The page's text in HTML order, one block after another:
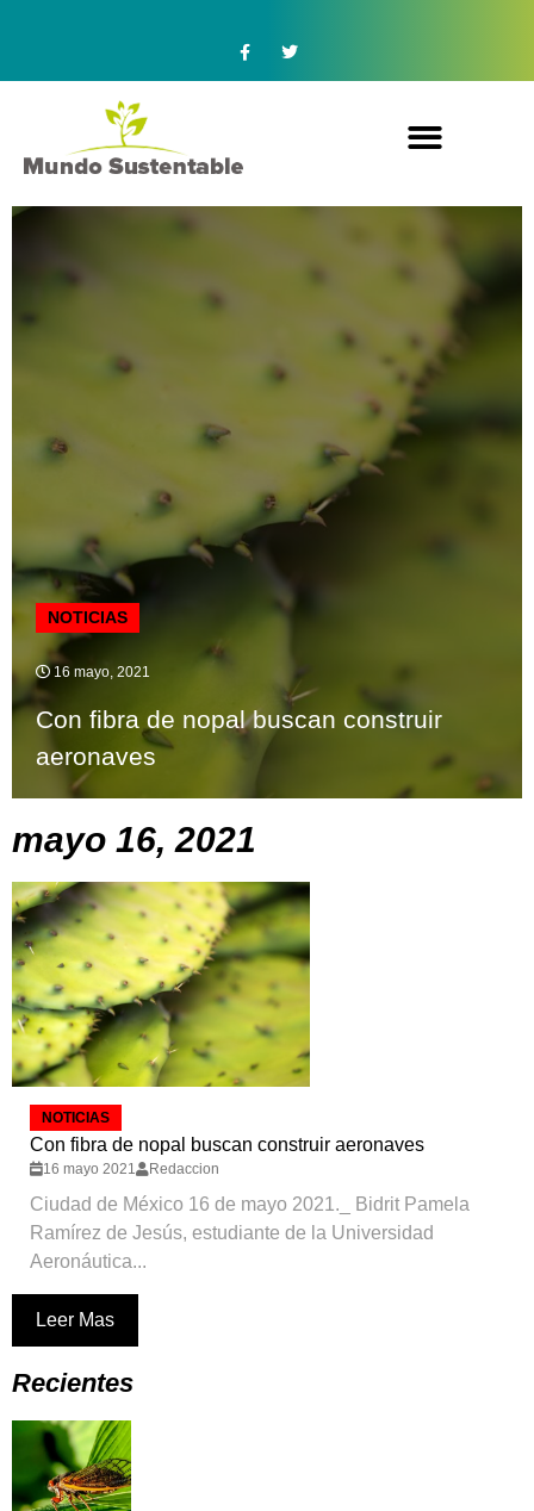
NOTICIAS
16 mayo, 2021
Con fibra de nopal buscan construir
aeronaves
mayo 16, 2021
NOTICIAS
Con fibra de nopal buscan construir aeronaves
16 mayo 2021 Redaccion
Ciudad de México 16 de mayo 2021._ Bidrit Pamela
Ramírez de Jesús, estudiante de la Universidad
Aeronáutica...
Leer Mas
Recientes